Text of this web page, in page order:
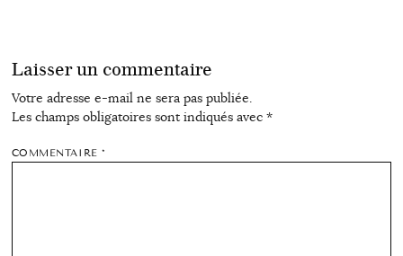
Laisser un commentaire
Votre adresse e-mail ne sera pas publiée.
Les champs obligatoires sont indiqués avec *
COMMENTAIRE*